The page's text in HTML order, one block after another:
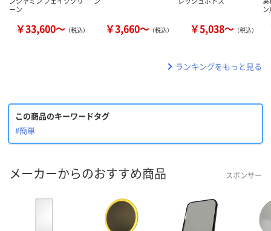
ーン
￥33,600～ （税込） ￥3,660～ （税込） ￥5,038～ （税込）
ン
ランキングをもっと見る
この商品のキーワードタグ
#簡単
メーカーからのおすすめ商品 スポンサー